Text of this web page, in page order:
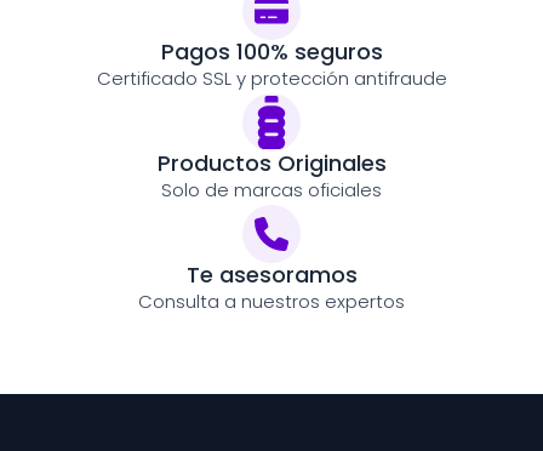
Pagos 100% seguros
Certificado SSL y protección antifraude
Productos Originales
Solo de marcas oficiales
Te asesoramos
Consulta a nuestros expertos